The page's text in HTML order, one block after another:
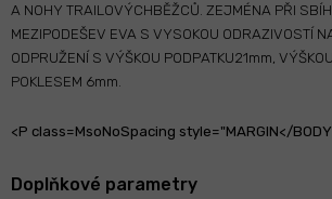
A NOHY TRAILOVÝCHBĚŽCŮ. ZEJMÉNA PŘI
MEZIPODEŠEV EVA S VYSOKOU ODRAZIVOSTÍ
ODPRUŽENÍ S VÝŠKOU PODPATKU21mm,
POKLESEM 6mm.
<P class=MsoNoSpacing style="MARGIN</
Doplňkové parametry